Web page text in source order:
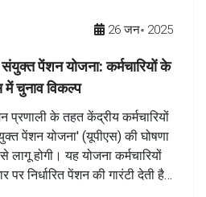
26 जन॰ 2025
पेंशन योजना: कर्मचारियों के
चुनाव विकल्प
प्रणाली के तहत केंद्रीय कर्मचारियों
पेंशन योजना' (यूपीएस) की घोषणा
होगी। यह योजना कर्मचारियों
निर्धारित पेंशन की गारंटी देती है,